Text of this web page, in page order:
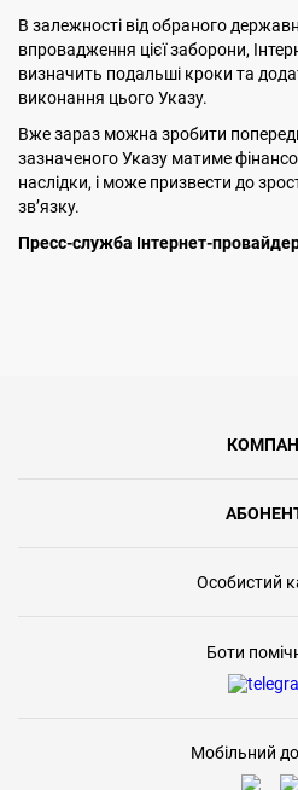
В залежності від обраного
впровадження цієї заборони,
визначить подальші кроки та
виконання цього Указу.
Вже зараз можна зробити
зазначеного Указу матиме
наслідки, і може призвести до
зв’язку.
Пресс-служба Інтернет-
Особистий
Боти
Мобільний